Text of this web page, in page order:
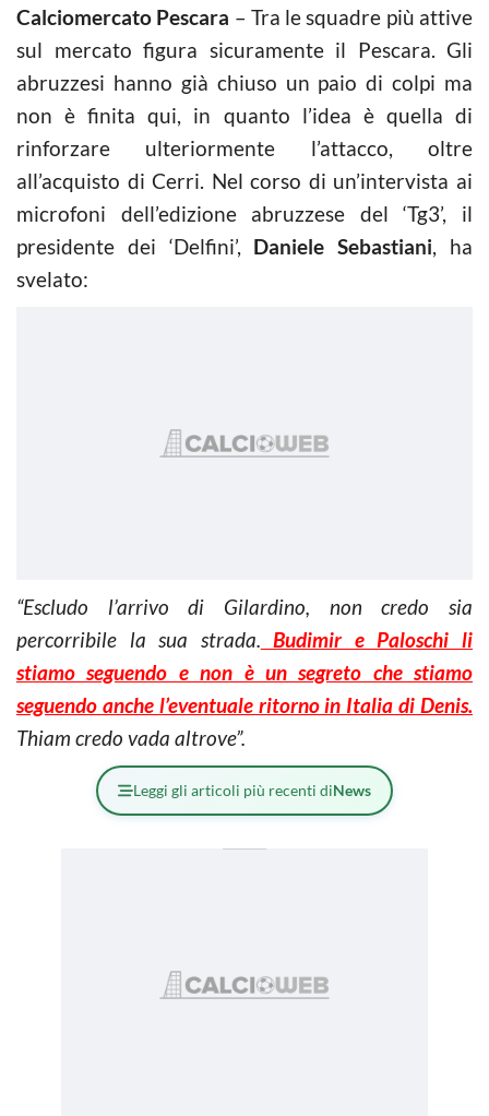
Calciomercato Pescara – Tra le squadre più attive
sul mercato figura sicuramente il Pescara. Gli
abruzzesi hanno già chiuso un paio di colpi ma
non è finita qui, in quanto l’idea è quella di
rinforzare ulteriormente l’attacco, oltre
all’acquisto di Cerri. Nel corso di un’intervista ai
microfoni dell’edizione abruzzese del ‘Tg3’, il
presidente dei ‘Delfini’, Daniele Sebastiani, ha
svelato:
“Escludo l’arrivo di Gilardino, non credo sia
percorribile la sua strada. Budimir e Paloschi li
stiamo seguendo e non è un segreto che stiamo
seguendo anche l’eventuale ritorno in Italia di Denis.
Thiam credo vada altrove”.
Leggi gli articoli più recenti diNews